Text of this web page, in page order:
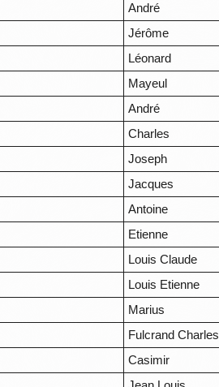
André
Jérôme
Léonard
Mayeul
André
Charles
Joseph
Jacques
Antoine
Etienne
Louis Claude
Louis Etienne
Marius
Fulcrand Charles
Casimir